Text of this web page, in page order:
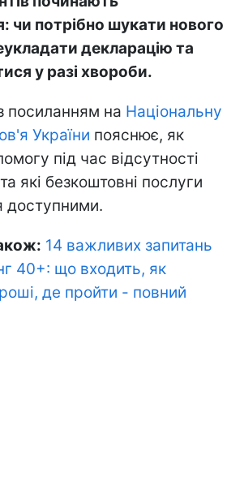
чи потрібно шукати нового
декларацію та
у разі хвороби.
посиланням на Національну
України пояснює, як
під час відсутності
які безкоштовні послуги
доступними.
14 важливих запитань
40+: що входить, як
де пройти - повний